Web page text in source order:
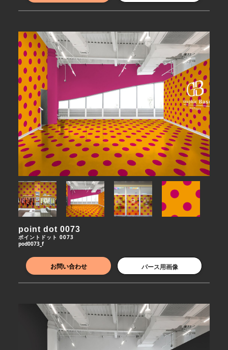
point dot 0073
ポイントドット 0073
pod0073_f
お問い合わせ パース用画像